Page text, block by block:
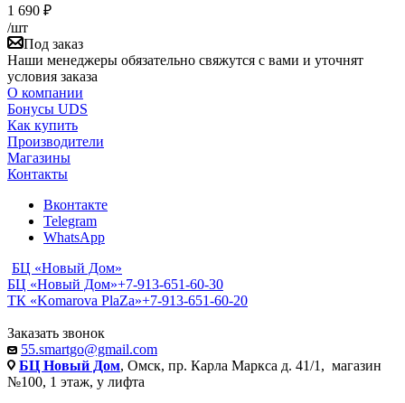
1 690 ₽
/шт
Под заказ
Наши менеджеры обязательно свяжутся с вами и уточнят
условия заказа
О компании
Бонусы UDS
Как купить
Производители
Магазины
Контакты
Вконтакте
Telegram
WhatsApp
БЦ «Новый Дом»
БЦ «Новый Дом»+7-913-651-60-30
ТК «Komarova PlaZa»+7-913-651-60-20
Заказать звонок
55.smartgo@gmail.com
БЦ Новый Дом, Омск, пр. Карла Маркса д. 41/1, магазин
№100, 1 этаж, у лифта